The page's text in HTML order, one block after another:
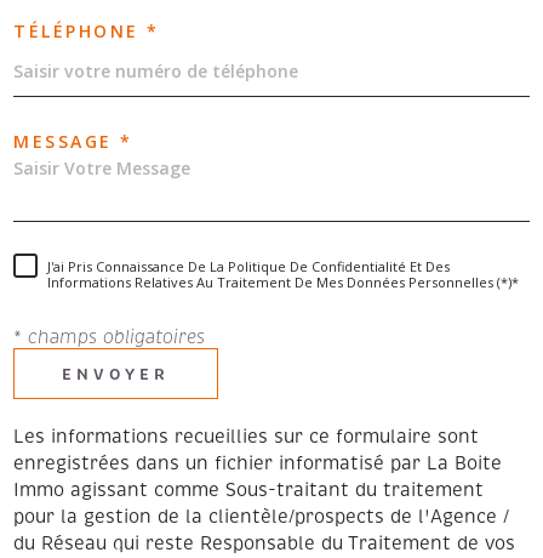
TÉLÉPHONE *
MESSAGE *
J'ai Pris Connaissance De La Politique De Confidentialité Et Des
Informations Relatives Au Traitement De Mes Données Personnelles (*)*
* champs obligatoires
ENVOYER
Les informations recueillies sur ce formulaire sont
enregistrées dans un fichier informatisé par La Boite
Immo agissant comme Sous-traitant du traitement
pour la gestion de la clientèle/prospects de l'Agence /
du Réseau qui reste Responsable du Traitement de vos